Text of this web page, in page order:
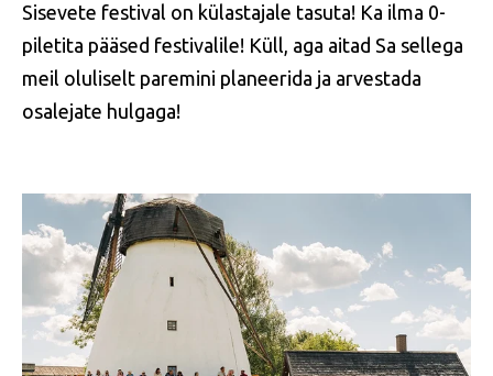
Sisevete festival on külastajale tasuta! Ka ilma 0-
piletita pääsed festivalile! Küll, aga aitad Sa sellega
meil oluliselt paremini planeerida ja arvestada
osalejate hulgaga!